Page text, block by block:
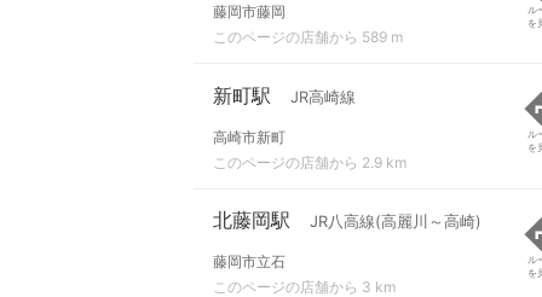
藤岡市藤岡
このページの店舗から 589 m
ル
を
新町駅 JR高崎線
高崎市新町
このページの店舗から 2.9 km
ル
を
北藤岡駅 JR八高線(高麗川～高崎)
藤岡市立石
このページの店舗から 3 km
ル
を